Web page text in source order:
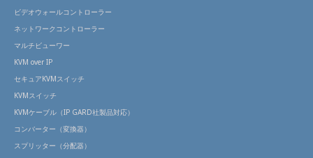
ビデオウォールコントローラー
ネットワークコントローラー
マルチビューワー
KVM over IP
セキュアKVMスイッチ
KVMスイッチ
KVMケーブル（IP GARD社製品対応）
コンバーター（変換器）
スプリッター（分配器）